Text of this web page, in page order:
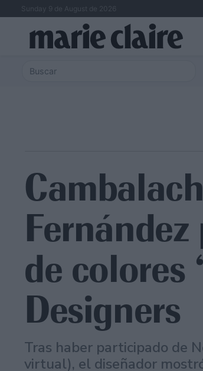
Sunday 9 de August de 2026
de colores
Designers
Tras haber participado de
virtual), el diseñador